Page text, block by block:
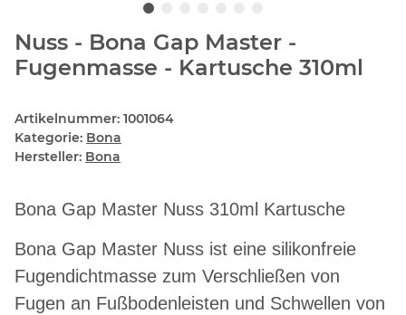
Nuss - Bona Gap Master -
Fugenmasse - Kartusche 310ml
Artikelnummer: 1001064
Kategorie: Bona
Hersteller: Bona
Bona Gap Master Nuss 310ml Kartusche
Bona Gap Master Nuss ist eine silikonfreie
Fugendichtmasse zum Verschließen von
Fugen an Fußbodenleisten und Schwellen von